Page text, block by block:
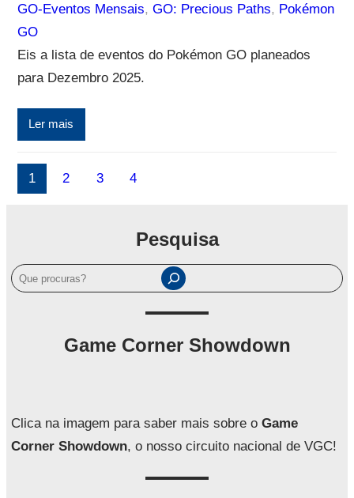
GO-Eventos Mensais, GO: Precious Paths, Pokémon
GO
Eis a lista de eventos do Pokémon GO planeados
para Dezembro 2025.
Ler mais
1 2 3 4
Pesquisa
P
e
a
Game Corner Showdown
Clica na imagem para saber mais sobre o Game
Corner Showdown, o nosso circuito nacional de VGC!